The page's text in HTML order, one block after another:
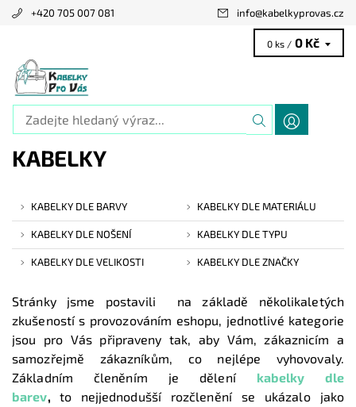
+420 705 007 081 info@kabelkyprovas.cz
0 ks / 0 Kč
KABELKY
KABELKY DLE BARVY KABELKY DLE MATERIÁLU
KABELKY DLE NOŠENÍ KABELKY DLE TYPU
KABELKY DLE VELIKOSTI KABELKY DLE ZNAČKY
Stránky jsme postavili na základě několikaletých
zkušeností s provozováním eshopu, jednotlivé kategorie
jsou pro Vás připraveny tak, aby Vám, zákaznicím a
samozřejmě zákazníkům, co nejlépe vyhovovaly.
Základním členěním je dělení kabelky dle
barev, to nejjednodušší rozčlenění se ukázalo jako